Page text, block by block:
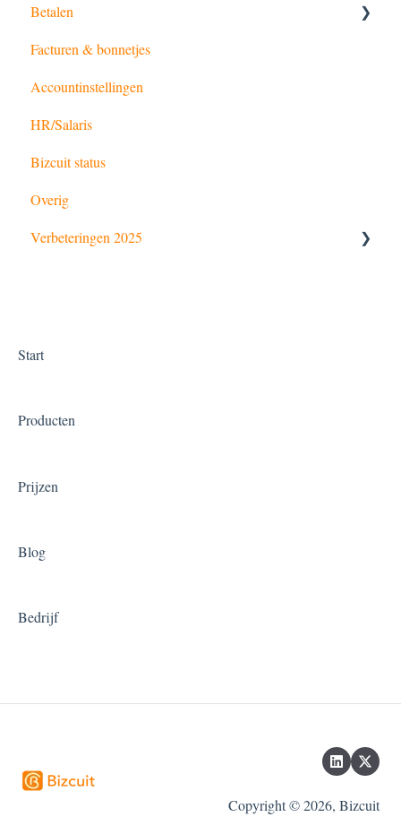
Betalen
Incasso
Facturen & bonnetjes
Accountinstellingen
HR/Salaris
Bizcuit status
Overig
Verbeteringen 2025
Start
Producten
Prijzen
Blog
Bedrijf
Copyright © 2026, Bizcuit